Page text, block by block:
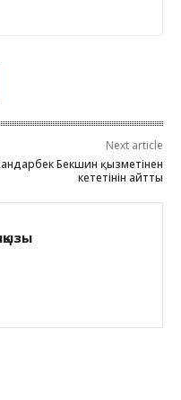
Next article
Бекшин қызметінен
кететінін айтты